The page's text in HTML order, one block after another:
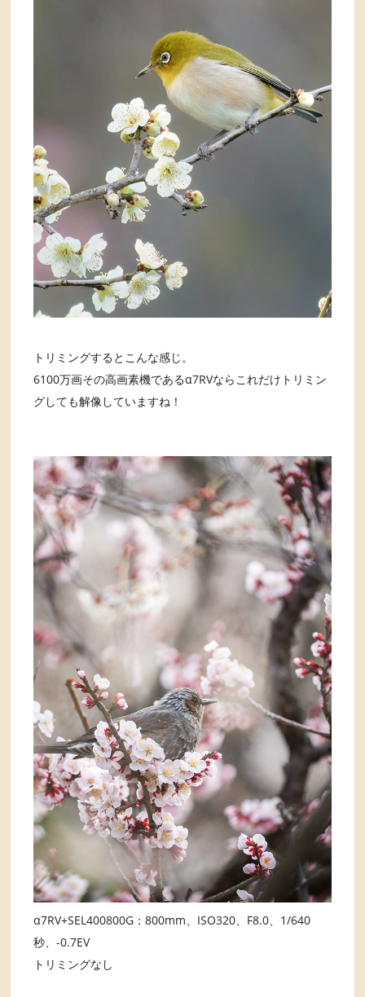
トリミングするとこんな感じ。
6100万画その高画素機であるα7RVならこれだけトリミン
グしても解像していますね！
α7RV+SEL400800G：800mm、ISO320、F8.0、1/640
秒、-0.7EV
トリミングなし